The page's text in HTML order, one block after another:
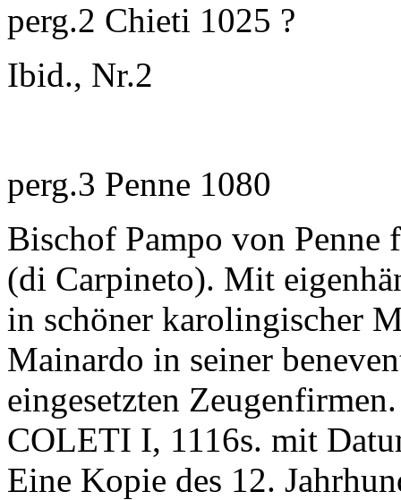
perg.2 Chieti 1025 ?
Ibid., Nr.2
perg.3 Penne 1080
Bischof Pampo von Penne
(di Carpineto). Mit
in schöner karolingischer
Mainardo in seiner
eingesetzten
COLETI I, 1116s. mit
Eine Kopie des 12.